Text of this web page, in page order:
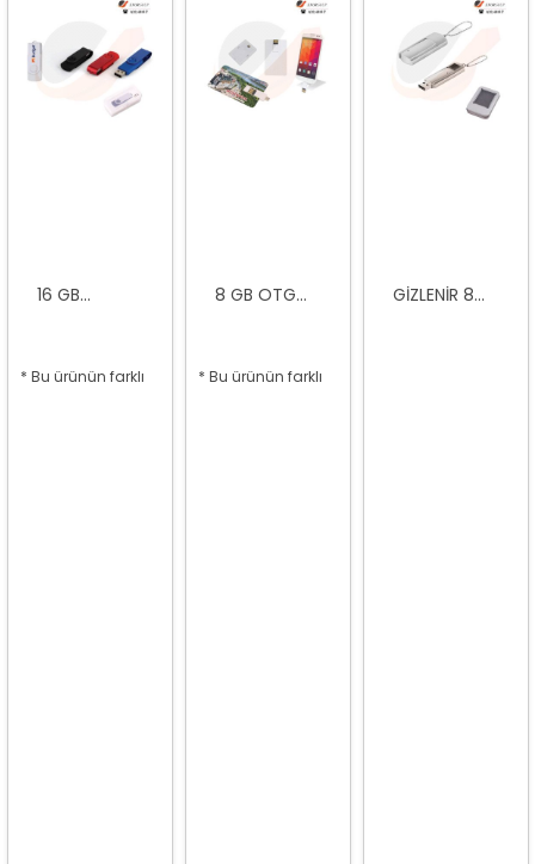
16 GB...
* Bu ürünün farklı
8 GB OTG...
* Bu ürünün farklı
GIZLENIR 8...